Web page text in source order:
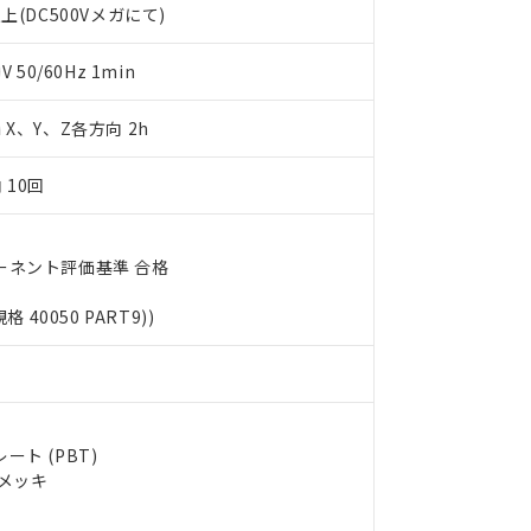
(DC500Vメガにて)
50/60Hz 1min
、Y、Z各方向 2h
10回
ネント評価基準 合格
格 40050 PART9))
ート (PBT)
ッキ
ます。
質）の非含有証明書
書（当社基準）
点で非含有を証明するもので、過去に遡って非含有を証明するも
欄に対応日を記載しておりました。
への在庫切替を完了していることから、特段のことがない限り、